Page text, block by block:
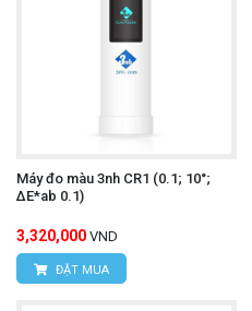
Máy đo màu 3nh CR1 (0.1; 10°;
ΔE*ab 0.1)
3,320,000 VND
ĐẶT MUA